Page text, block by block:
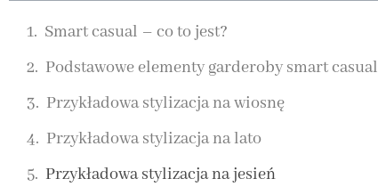
Smart casual – co to jest?
Podstawowe elementy garderoby smart casual
Przykładowa stylizacja na wiosnę
Przykładowa stylizacja na lato
Przykładowa stylizacja na jesień